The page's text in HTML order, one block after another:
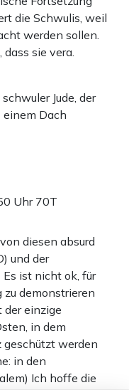
die Schwulis, weil
werden sollen.
sie vera.
Jude, der
Dach
Uhr 70T
diesen absurd
und der
ist nicht ok, für
zu demonstrieren
der einzige
in dem
geschützt werden
in den
Ich hoffe die